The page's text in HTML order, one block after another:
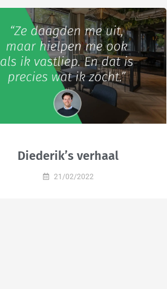
Diederik’s verhaal
21/02/2022